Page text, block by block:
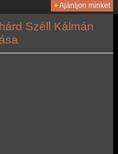
+Ajánljon minket
Széll Kálmán